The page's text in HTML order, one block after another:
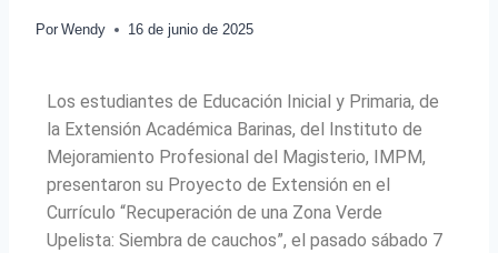
Por Wendy 16 de junio de 2025
Los estudiantes de Educación Inicial y Primaria, de
la Extensión Académica Barinas, del Instituto de
Mejoramiento Profesional del Magisterio, IMPM,
presentaron su Proyecto de Extensión en el
Currículo “Recuperación de una Zona Verde
Upelista: Siembra de cauchos”, el pasado sábado 7